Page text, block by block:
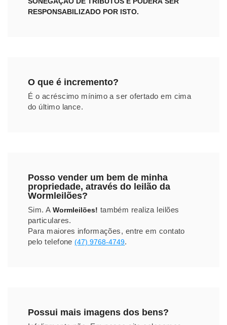
RESPONSABILIZADO POR ISTO.
O que é incremento?
É o acréscimo mínimo a ser ofertado em cima
do último lance.
Posso vender um bem de minha
propriedade, através do leilão da
Wormleilões?
Sim. AWormleilões! também realiza leilões
particulares.
Para maiores informações, entre em contato
pelo telefone(47) 9768-4749.
Possui mais imagens dos bens?